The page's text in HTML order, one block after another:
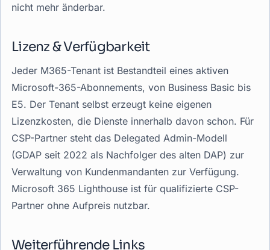
nicht mehr änderbar.
Lizenz & Verfügbarkeit
Jeder M365-Tenant ist Bestandteil eines aktiven
Microsoft-365-Abonnements, von Business Basic bis
E5. Der Tenant selbst erzeugt keine eigenen
Lizenzkosten, die Dienste innerhalb davon schon. Für
CSP-Partner steht das Delegated Admin-Modell
(GDAP seit 2022 als Nachfolger des alten DAP) zur
Verwaltung von Kundenmandanten zur Verfügung.
Microsoft 365 Lighthouse ist für qualifizierte CSP-
Partner ohne Aufpreis nutzbar.
Weiterführende Links